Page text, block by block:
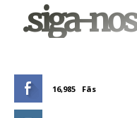
.siga-nos
16,985 Fãs